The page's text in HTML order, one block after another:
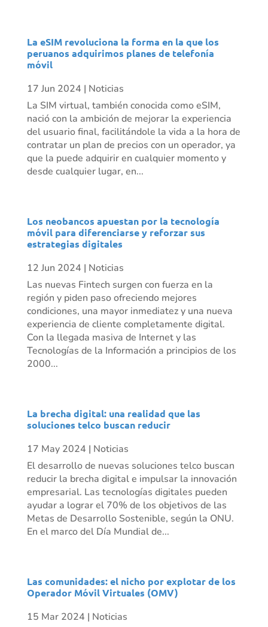
La eSIM revoluciona la forma en la que los
peruanos adquirimos planes de telefonía
móvil
17 Jun 2024 | Noticias
La SIM virtual, también conocida como eSIM,
nació con la ambición de mejorar la experiencia
del usuario final, facilitándole la vida a la hora de
contratar un plan de precios con un operador, ya
que la puede adquirir en cualquier momento y
desde cualquier lugar, en...
Los neobancos apuestan por la tecnología
móvil para diferenciarse y reforzar sus
estrategias digitales
12 Jun 2024 | Noticias
Las nuevas Fintech surgen con fuerza en la
región y piden paso ofreciendo mejores
condiciones, una mayor inmediatez y una nueva
experiencia de cliente completamente digital.
Con la llegada masiva de Internet y las
Tecnologías de la Información a principios de los
2000...
La brecha digital: una realidad que las
soluciones telco buscan reducir
17 May 2024 | Noticias
El desarrollo de nuevas soluciones telco buscan
reducir la brecha digital e impulsar la innovación
empresarial. Las tecnologías digitales pueden
ayudar a lograr el 70% de los objetivos de las
Metas de Desarrollo Sostenible, según la ONU.
En el marco del Día Mundial de...
Las comunidades: el nicho por explotar de los
Operador Móvil Virtuales (OMV)
15 Mar 2024 | Noticias